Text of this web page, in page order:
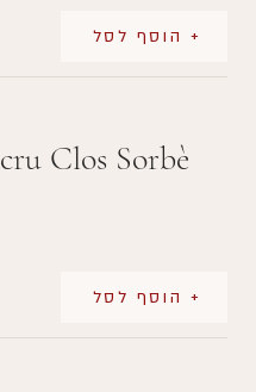
+ הוסף לסל
cru Clos Sorbè
+ הוסף לסל